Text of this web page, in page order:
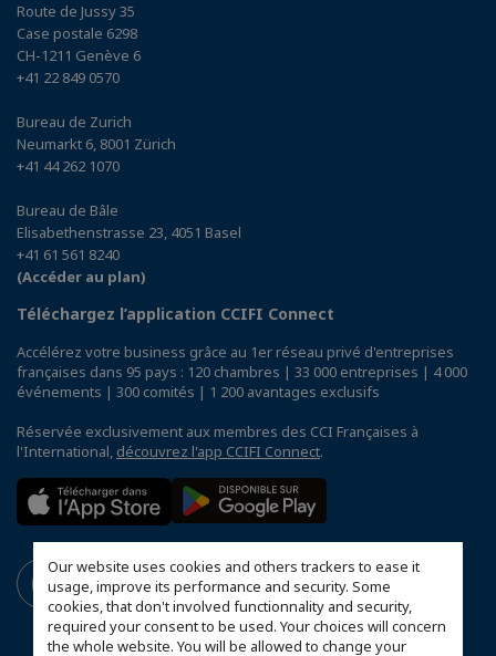
Our website uses cookies and others trackers to ease it
usage, improve its performance and security. Some
cookies, that don't involved functionnality and security,
required your consent to be used. Your choices will concern
the whole website. You will be allowed to change your
Route de Jussy 35
Case postale 6298
CH-1211 Genève 6
+41 22 849 0570
Bureau de Zurich
Neumarkt 6, 8001 Zürich
+41 44 262 1070
Bureau de Bâle
Elisabethenstrasse 23, 4051 Basel
+41 61 561 8240
(Accéder au plan)
Téléchargez l’application CCIFI Connect
Accélérez votre business grâce au 1er réseau privé d'entreprises
françaises dans 95 pays : 120 chambres | 33 000 entreprises | 4 000
événements | 300 comités | 1 200 avantages exclusifs
Réservée exclusivement aux membres des CCI Françaises à
l'International, découvrez l'app CCIFI Connect.